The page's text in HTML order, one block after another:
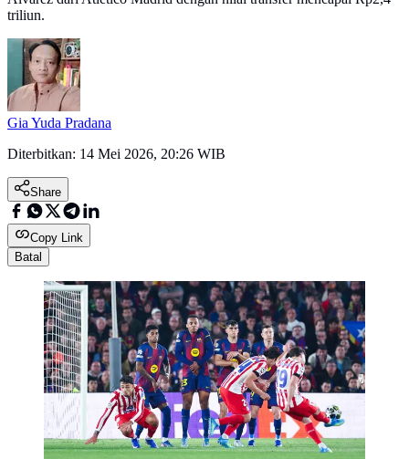
triliun.
Gia Yuda Pradana
Diterbitkan: 14 Mei 2026, 20:26 WIB
Share
Copy Link
Batal